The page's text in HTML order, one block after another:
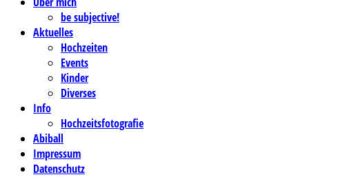
be subjective!
Aktuelles
Hochzeiten
Events
Kinder
Diverses
Info
Hochzeitsfotografie
Abiball
Impressum
Datenschutz